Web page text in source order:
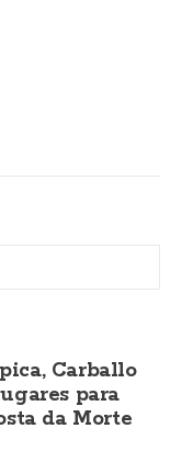
Carballo
para
da Morte